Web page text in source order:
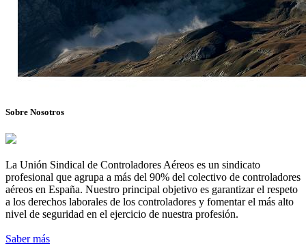
Sobre Nosotros
La Unión Sindical de Controladores Aéreos es un sindicato
profesional que agrupa a más del 90% del colectivo de controladores
aéreos en España. Nuestro principal objetivo es garantizar el respeto
a los derechos laborales de los controladores y fomentar el más alto
nivel de seguridad en el ejercicio de nuestra profesión.
Saber más